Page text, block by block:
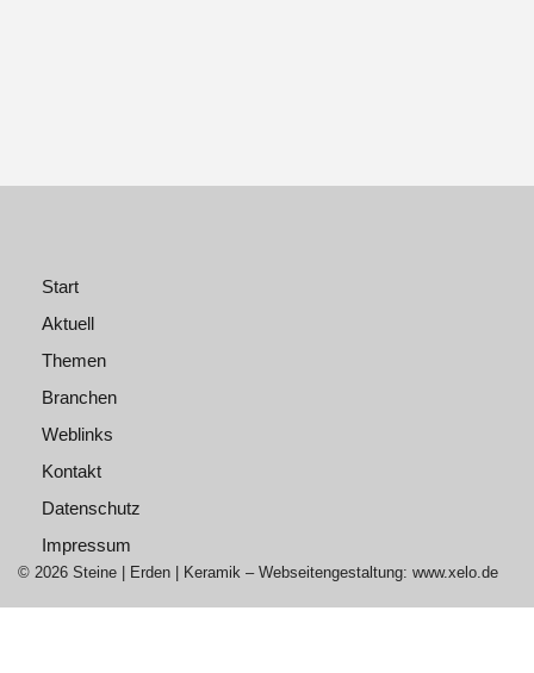
Start
Aktuell
Themen
Branchen
Weblinks
Kontakt
Datenschutz
Impressum
© 2026 Steine | Erden | Keramik – Webseitengestaltung: www.xelo.de